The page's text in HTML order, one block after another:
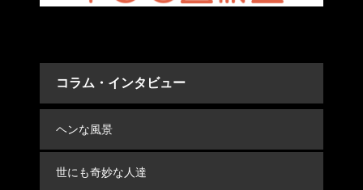
コラム・インタビュー
ヘンな風景
世にも奇妙な人達